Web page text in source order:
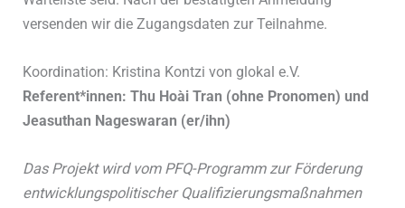
versenden wir die Zugangsdaten zur Teilnahme.
Koordination: Kristina Kontzi von glokal e.V.
Referent*innen: Thu Hoài Tran (ohne Pronomen) und
Jeasuthan Nageswaran (er/ihn)
Das Projekt wird vom PFQ-Programm zur Förderung
entwicklungspolitischer Qualifizierungsmaßnahmen